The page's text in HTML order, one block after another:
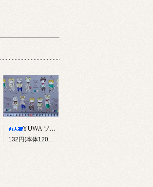
YUWA ソバカスキッズ Rough sketch（グレー）
132円(本体120円、税12円)